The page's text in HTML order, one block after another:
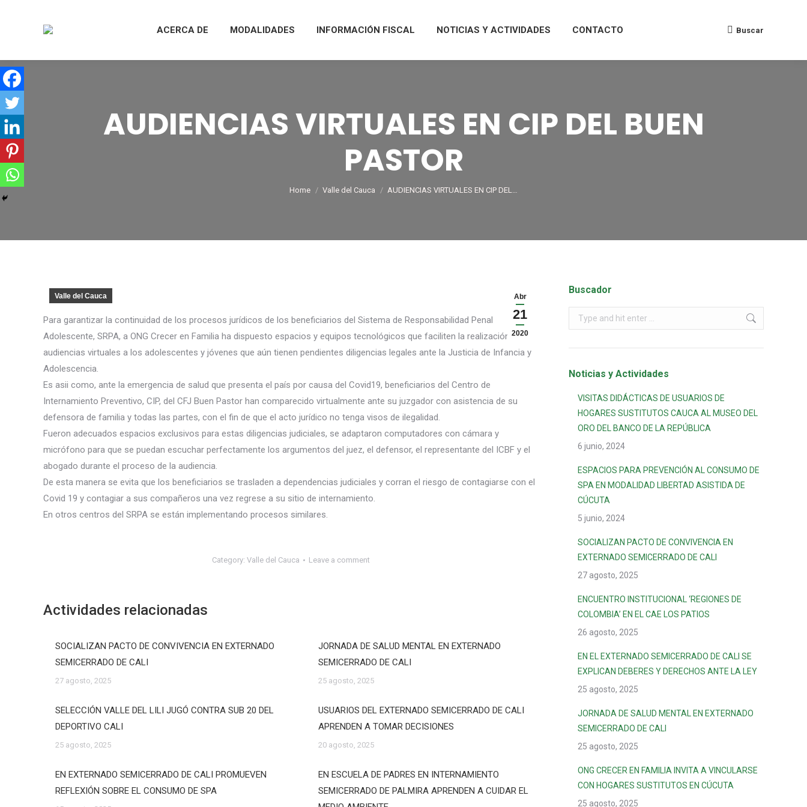
ACERCA DE MODALIDADES INFORMACIÓN FISCAL NOTICIAS Y ACTIVIDADES CONTACTO Buscar
AUDIENCIAS VIRTUALES EN CIP DEL BUEN
PASTOR
You are here:
Home Valle del Cauca AUDIENCIAS VIRTUALES EN CIP DEL…
Abr
21
2020
Valle del Cauca
Para garantizar la continuidad de los procesos jurídicos de los beneficiarios del Sistema de Responsabilidad Penal
Adolescente, SRPA, a ONG Crecer en Familia ha dispuesto espacios y equipos tecnológicos que faciliten la realización de
audiencias virtuales a los adolescentes y jóvenes que aún tienen pendientes diligencias legales ante la Justicia de Infancia y
Adolescencia.
Es asii como, ante la emergencia de salud que presenta el país por causa del Covid19, beneficiarios del Centro de
Internamiento Preventivo, CIP, del CFJ Buen Pastor han comparecido virtualmente ante su juzgador con asistencia de su
defensora de familia y todas las partes, con el fin de que el acto jurídico no tenga visos de ilegalidad.
Fueron adecuados espacios exclusivos para estas diligencias judiciales, se adaptaron computadores con cámara y
micrófono para que se puedan escuchar perfectamente los argumentos del juez, el defensor, el representante del ICBF y el
abogado durante el proceso de la audiencia.
De esta manera se evita que los beneficiarios se trasladen a dependencias judiciales y corran el riesgo de contagiarse con el
Covid 19 y contagiar a sus compañeros una vez regrese a su sitio de internamiento.
En otros centros del SRPA se están implementando procesos similares.
Category: Valle del Cauca Leave a comment
Actividades relacionadas
SOCIALIZAN PACTO DE CONVIVENCIA EN EXTERNADO
SEMICERRADO DE CALI
27 agosto, 2025
JORNADA DE SALUD MENTAL EN EXTERNADO
SEMICERRADO DE CALI
25 agosto, 2025
SELECCIÓN VALLE DEL LILI JUGÓ CONTRA SUB 20 DEL
DEPORTIVO CALI
25 agosto, 2025
USUARIOS DEL EXTERNADO SEMICERRADO DE CALI
APRENDEN A TOMAR DECISIONES
20 agosto, 2025
EN EXTERNADO SEMICERRADO DE CALI PROMUEVEN
REFLEXIÓN SOBRE EL CONSUMO DE SPA
EN ESCUELA DE PADRES EN INTERNAMIENTO
SEMICERRADO DE PALMIRA APRENDEN A CUIDAR EL
Buscador
Noticias y Actividades
VISITAS DIDÁCTICAS DE USUARIOS DE
HOGARES SUSTITUTOS CAUCA AL MUSEO DEL
ORO DEL BANCO DE LA REPÚBLICA
6 junio, 2024
ESPACIOS PARA PREVENCIÓN AL CONSUMO DE
SPA EN MODALIDAD LIBERTAD ASISTIDA DE
CÚCUTA
5 junio, 2024
SOCIALIZAN PACTO DE CONVIVENCIA EN
EXTERNADO SEMICERRADO DE CALI
27 agosto, 2025
ENCUENTRO INSTITUCIONAL ‘REGIONES DE
COLOMBIA’ EN EL CAE LOS PATIOS
26 agosto, 2025
EN EL EXTERNADO SEMICERRADO DE CALI SE
EXPLICAN DEBERES Y DERECHOS ANTE LA LEY
25 agosto, 2025
JORNADA DE SALUD MENTAL EN EXTERNADO
SEMICERRADO DE CALI
25 agosto, 2025
ONG CRECER EN FAMILIA INVITA A VINCULARSE
CON HOGARES SUSTITUTOS EN CÚCUTA
25 agosto, 2025